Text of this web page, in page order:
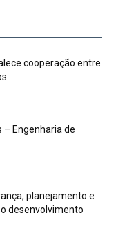
cooperação entre
– Engenharia de
planejamento e
desenvolvimento